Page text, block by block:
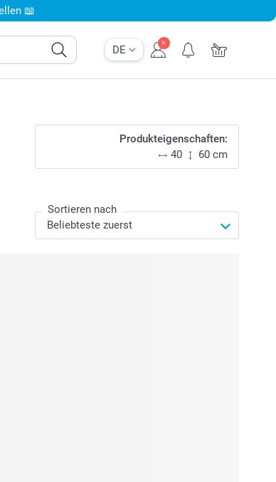
DE
📖
Produkteigenschaften:
40
60 cm
Sortieren nach